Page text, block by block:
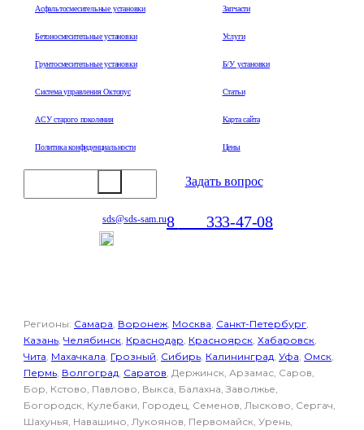
Асфальтосмесительные установки
Бетоносмесительные установки
Грунтосмесительные установки
Система управления Октопус
АСУ старого поколения
Политика конфиденциальности
Запчасти
Услуги
Б/У установки
Статьи
Карта сайта
Цены
Задать вопрос
sds@sds-sam.ru8 333-47-08
Регионы: Самара Воронеж Москва Санкт-Петербург
Казань Челябинск Краснодар Красноярск Хабаровск
Чита Махачкала Грозный Сибирь Калининград Уфа Омск
Пермь Волгоград Саратов , Держинск, Арзамас, Саров,
Бор, Кстово, Павлово, Выкса, Балахна, Заволжье,
Богородск, Кулебаки, Городец, Семенов, Лысково, Сергач,
Шахунья, Навашино, Лукоянов, Первомайск, Урень,